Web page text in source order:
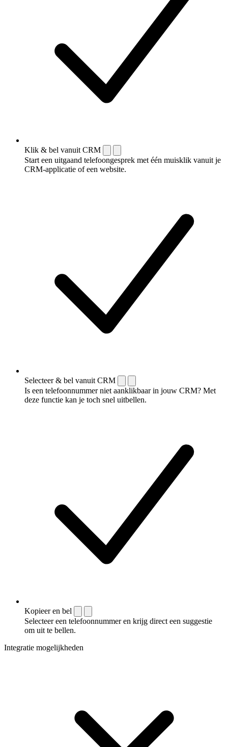
Klik & bel vanuit CRM
Start een uitgaand telefoongesprek met één muisklik vanuit je
CRM-applicatie of een website.
Selecteer & bel vanuit CRM
Is een telefoonnummer niet aanklikbaar in jouw CRM? Met
deze functie kan je toch snel uitbellen.
Kopieer en bel
Selecteer een telefoonnummer en krijg direct een suggestie
om uit te bellen.
Integratie mogelijkheden